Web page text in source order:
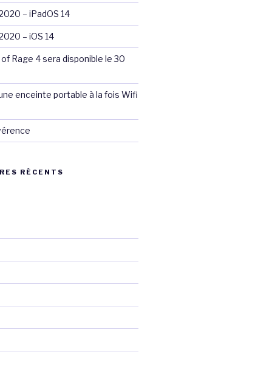
– iPadOS 14
– iOS 14
Rage 4 sera disponible le 30
enceinte portable à la fois Wifi
RÉCENTS